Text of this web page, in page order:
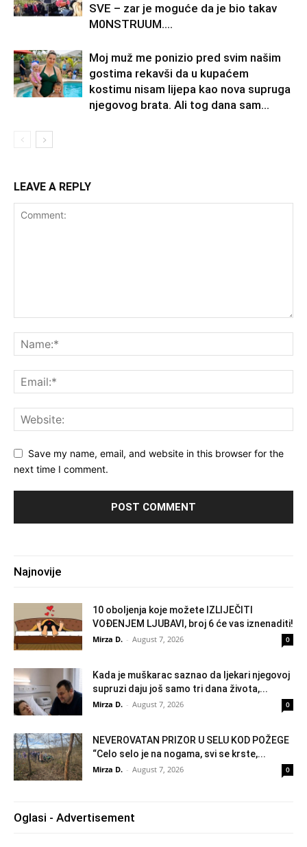
SVE – zar je moguće da je bio takav
M0NSTRUUM….
Moj muž me ponizio pred svim našim
gostima rekavši da u kupaćem
kostimu nisam lijepa kao nova supruga
njegovog brata. Ali tog dana sam...
LEAVE A REPLY
Save my name, email, and website in this browser for the
next time I comment.
Najnovije
10 oboljenja koje možete IZLIJEČITI
VOĐENJEM LJUBAVI, broj 6 će vas iznenaditi!
Mirza D. - August 7, 2026 0
Kada je muškarac saznao da ljekari njegovoj
supruzi daju još samo tri dana života,...
Mirza D. - August 7, 2026 0
NEVEROVATAN PRIZOR U SELU KOD POŽEGE
“Celo selo je na nogama, svi se krste,...
Mirza D. - August 7, 2026 0
Oglasi - Advertisement